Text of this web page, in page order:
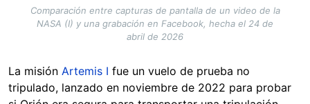
Comparación entre capturas de pantalla de un video de la
NASA (I) y una grabación en Facebook, hecha el 24 de
abril de 2026
La misión Artemis I fue un vuelo de prueba no
tripulado, lanzado en noviembre de 2022 para probar